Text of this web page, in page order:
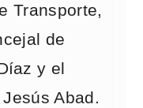
Transporte,
de
y el
Abad.